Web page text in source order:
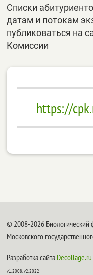
Списки
датам и потокам
публиковаться на
Комиссии
https://
© 2008-2026 Биологический
Московского
Разработка сайта Decollage.ru
v1.2008, v2.2022